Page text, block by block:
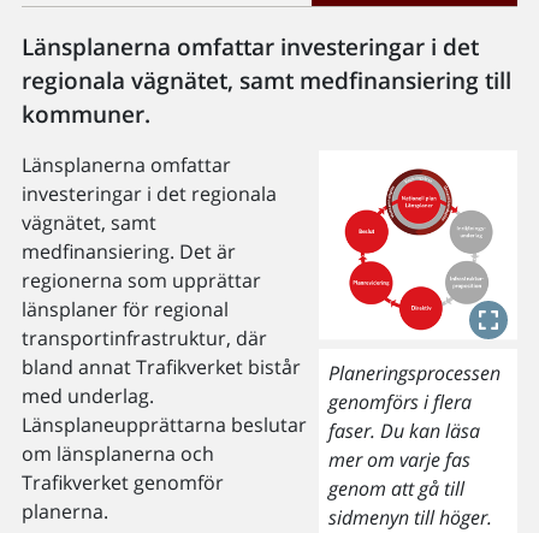
Länsplanerna omfattar investeringar i det
regionala vägnätet, samt medfinansiering till
kommuner.
Planeringsprocessen
genomförs i flera
faser. Du kan läsa
mer om varje fas
genom att gå till
sidmenyn till höger.
Länsplanerna omfattar
investeringar i det regionala
vägnätet, samt
medfinansiering. Det är
regionerna som upprättar
länsplaner för regional
transportinfrastruktur, där
bland annat Trafikverket bistår
med underlag.
Länsplaneupprättarna beslutar
om länsplanerna och
Trafikverket genomför
planerna.